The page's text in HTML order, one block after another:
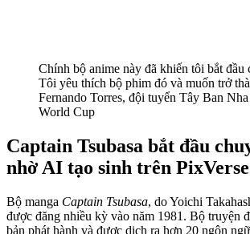
Chính bộ anime này đã khiến tôi bắt đầu
Tôi yêu thích bộ phim đó và muốn trở
Fernando Torres, đội tuyển Tây Ban
World Cup
Captain Tsubasa bắt đầu
nhờ AI tạo sinh trên PixVerse
Bộ manga Captain Tsubasa, do Yoichi
được đăng nhiều kỳ vào năm 1981. Bộ truyện
bản phát hành và được dịch ra hơn 20 ngôn